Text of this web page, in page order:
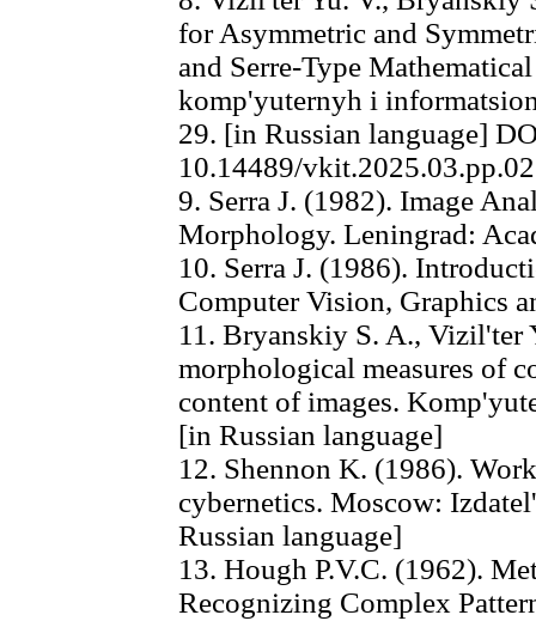
for Asymmetric and
and Serre-Type
komp'yuternyh i
29. [in Russian language]
10.14489/
9. Serra J. (1982). Image
Morphology. Leningrad:
10. Serra J. (1986).
Computer Vision, Graphics
11. Bryanskiy S. A., Vizil'ter
morphological measures of
content of images.
[in Russian language]
12. Shennon K. (1986).
cybernetics. Moscow:
Russian language]
13. Hough P.V.C. (1962).
Recognizing Complex